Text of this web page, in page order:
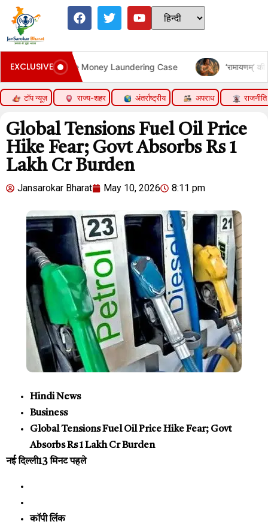
EXCLUSIVEMoney Laundering Case ‘रामायणम्’ की रिलीज का
टॉप न्यूज़ राज्य-शहर अंतर्राष्ट्रीय अपराध राजनीति
Global Tensions Fuel Oil Price
Hike Fear; Govt Absorbs Rs 1
Lakh Cr Burden
Jansarokar Bharat May 10, 2026 8:11 pm
Hindi News
Business
Global Tensions Fuel Oil Price Hike Fear; Govt
Absorbs Rs 1 Lakh Cr Burden
नई दिल्ली13 मिनट पहले
कॉपी लिंक